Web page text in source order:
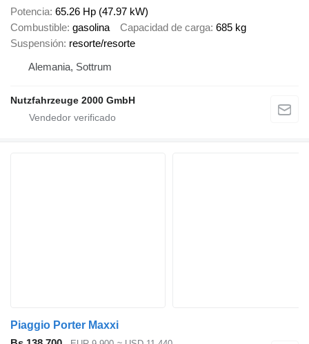
Potencia 65.26 Hp (47.97 kW)
Combustible gasolina Capacidad de carga 685 kg
Suspensión resorte/resorte
Alemania, Sottrum
Nutzfahrzeuge 2000 GmbH
Piaggio Porter Maxxi